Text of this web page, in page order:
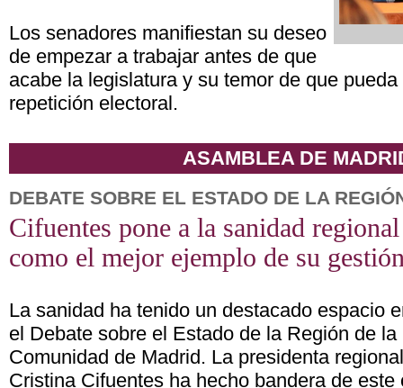
Los senadores manifiestan su deseo
de empezar a trabajar antes de que
acabe la legislatura y su temor de que
repetición electoral.
ASAMBLEA DE
DEBATE SOBRE EL ESTADO DE LA
Cifuentes pone a la sanidad regional
como el mejor ejemplo de su
La sanidad ha tenido un destacado espacio
el Debate sobre el Estado de la Región de la
Comunidad de Madrid. La presidenta
Cristina Cifuentes ha hecho bandera de